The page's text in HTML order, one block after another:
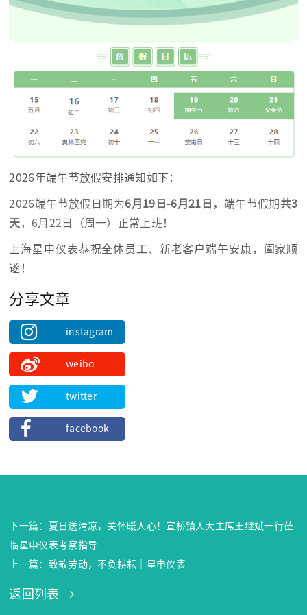
2026年端午节放假安排通知如下：
2026端午节放假日期为6月19日-6月21日， 端午节假期共3
天 ，6月22日（周一）正常上班！
上海星申仪表恭祝全体员工、新老客户端午安康，阖家顺
遂！
分享文章
instagram
weibo
twitter
facebook
下一篇：夏日送清凉，关怀暖人心！宣桥镇人大主席王继斌一行莅
临星申仪表考察指导
上一篇：致敬劳动，不负耕耘｜星申仪表
返回列表